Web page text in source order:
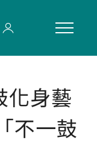
化身藝
不一鼓